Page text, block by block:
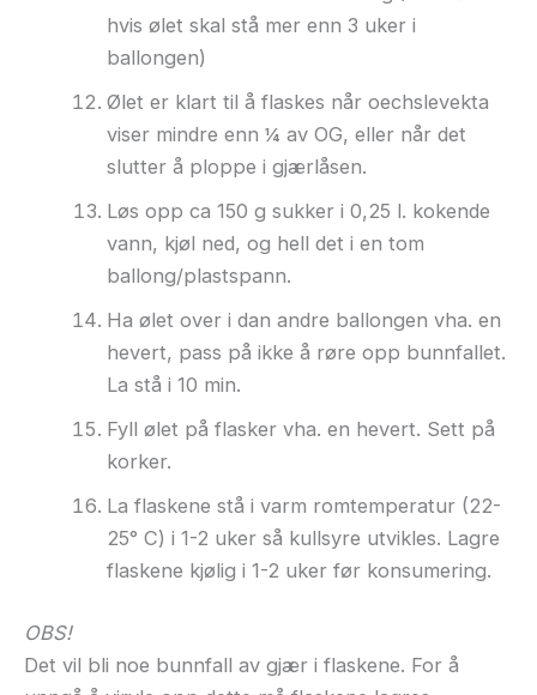
hvis ølet skal stå mer enn 3 uker i
ballongen)
Ølet er klart til å flaskes når oechslevekta
viser mindre enn ¼ av OG, eller når det
slutter å ploppe i gjærlåsen.
Løs opp ca 150 g sukker i 0,25 l. kokende
vann, kjøl ned, og hell det i en tom
ballong/plastspann.
Ha ølet over i dan andre ballongen vha. en
hevert, pass på ikke å røre opp bunnfallet.
La stå i 10 min.
Fyll ølet på flasker vha. en hevert. Sett på
korker.
La flaskene stå i varm romtemperatur (22-
25° C) i 1-2 uker så kullsyre utvikles. Lagre
flaskene kjølig i 1-2 uker før konsumering.
OBS!
Det vil bli noe bunnfall av gjær i flaskene. For å